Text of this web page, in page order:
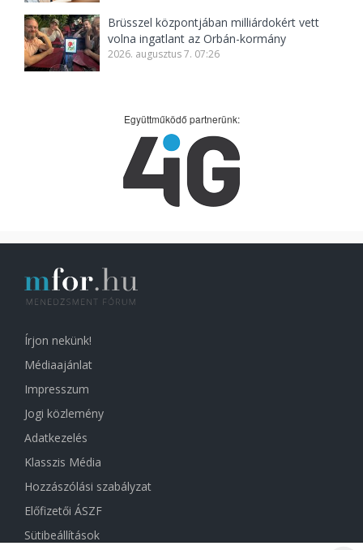
Brüsszel központjában milliárdokért vett
volna ingatlant az Orbán-kormány
2026. augusztus 7. 07:26
Együttműködő partnerünk:
Írjon nekünk!
Médiaajánlat
Impresszum
Jogi közlemény
Adatkezelés
Klasszis Média
Hozzászólási szabályzat
Előfizetői ÁSZF
Sütibeállítások